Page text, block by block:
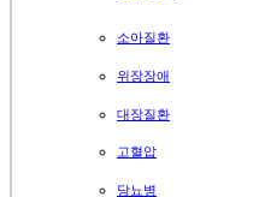
소아질환
위장장애
대장질환
고혈압
당뇨병